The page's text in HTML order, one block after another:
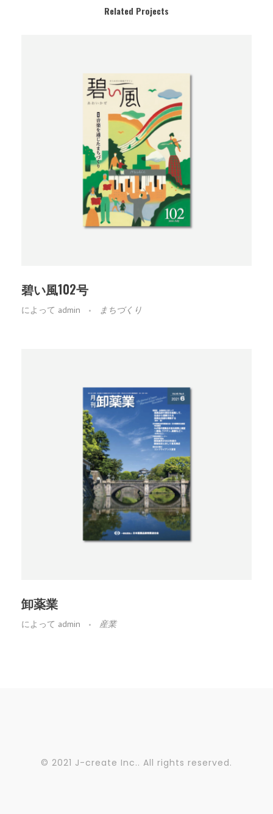
Related Projects
碧い風102号
によって admin まちづくり
卸薬業
によって admin 産業
© 2021 J-create Inc.. All rights reserved.